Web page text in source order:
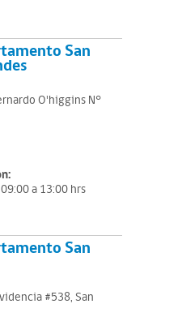
San
O'higgins N°
a 13:00 hrs
San
#538, San